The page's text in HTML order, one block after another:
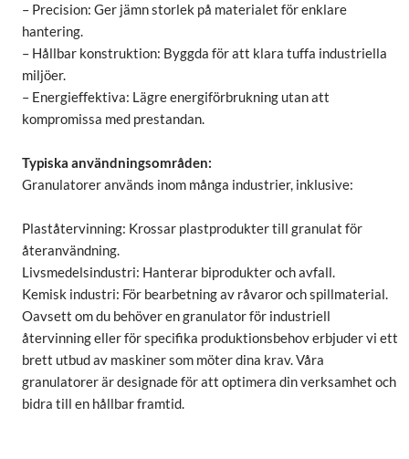
– Precision: Ger jämn storlek på materialet för enklare
hantering.
– Hållbar konstruktion: Byggda för att klara tuffa industriella
miljöer.
– Energieffektiva: Lägre energiförbrukning utan att
kompromissa med prestandan.
Typiska användningsområden:
Granulatorer används inom många industrier, inklusive:
Plaståtervinning: Krossar plastprodukter till granulat för
återanvändning.
Livsmedelsindustri: Hanterar biprodukter och avfall.
Kemisk industri: För bearbetning av råvaror och spillmaterial.
Oavsett om du behöver en granulator för industriell
återvinning eller för specifika produktionsbehov erbjuder vi ett
brett utbud av maskiner som möter dina krav. Våra
granulatorer är designade för att optimera din verksamhet och
bidra till en hållbar framtid.